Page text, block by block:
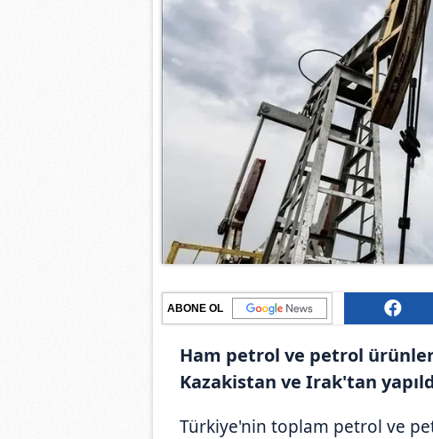
ABONE OL
Ham petrol ve petrol
Kazakistan ve Irak'tan
Türkiye'nin toplam petrol ve